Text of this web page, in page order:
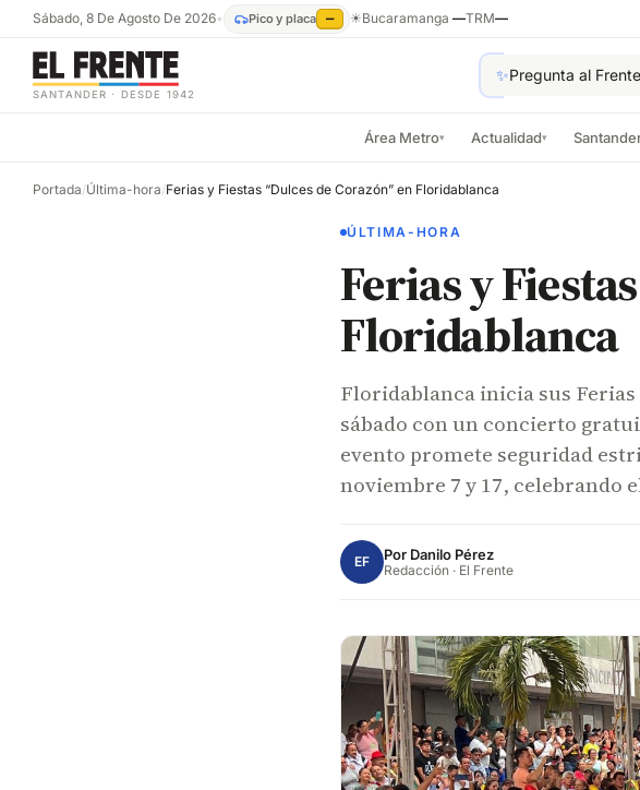
Sábado, 8 De Agosto De 2026• Pico y placa — ☀Bucaramanga—TRM—
SANTANDER · DESDE 1942
✨Pregunta al
Área Metro▾ Actualidad▾
Portada/Última-hora/Ferias y Fiestas “Dulces de Corazón” en Floridablanca
ÚLTIMA-HORA
Ferias y
Floridablanca
Floridablanca inicia sus Ferias
sábado con un concierto
evento promete seguridad
noviembre 7 y 17, celebrando
EF Por Danilo Pérez
Redacción · El Frente